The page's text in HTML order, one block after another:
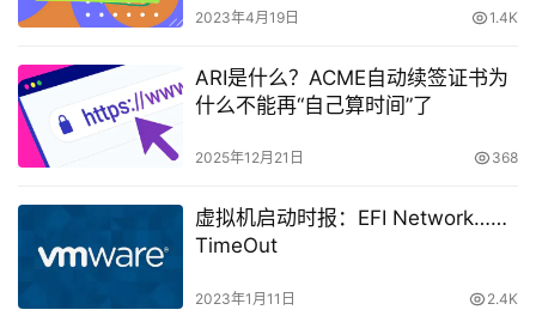
2023年4月19日 1.4K
ARI是什么？ACME自动续签证书为
什么不能再“自己算时间”了
2025年12月21日 368
虚拟机启动时报：EFI Network……
TimeOut
2023年1月11日 2.4K